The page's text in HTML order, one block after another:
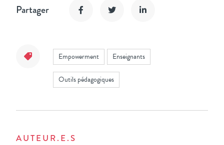
Partager
Empowerment Enseignants
Outils pédagogiques
AUTEUR.E.S